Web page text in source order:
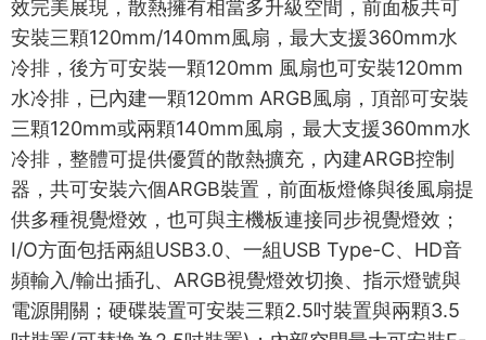
效完美展現，散熱擁有相當多升級空間，前面板共可
安裝三顆120mm/140mm風扇，最大支援360mm水
冷排，後方可安裝一顆120mm 風扇也可安裝120mm
水冷排，已內建一顆120mm ARGB風扇，頂部可安裝
三顆120mm或兩顆140mm風扇，最大支援360mm水
冷排，整體可提供優質的散熱擴充，內建ARGB控制
器，共可安裝六個ARGB裝置，前面板燈條與後風扇提
供多種視覺燈效，也可與主機板連接同步視覺燈效；
I/O方面包括兩組USB3.0、一組USB Type-C、HD音
頻輸入/輸出插孔、ARGB視覺燈效切換、指示燈號與
電源開關；硬碟裝置可安裝三顆2.5吋裝置與兩顆3.5